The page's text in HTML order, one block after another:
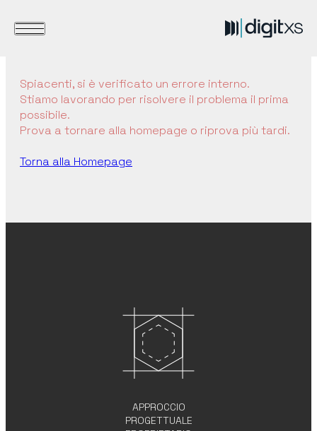
Spiacenti, si è verificato un errore interno.
Stiamo lavorando per risolvere il problema il prima
possibile.
Prova a tornare alla homepage o riprova più tardi.
Torna alla Homepage
APPROCCIO
PROGETTUALE